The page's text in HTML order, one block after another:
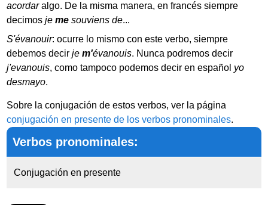
acordaralgo. De la misma manera, en francés siempre
decimosjeme souviens de...
S'évanouir: ocurre lo mismo con este verbo, siempre
debemos decirjem'évanouis. Nunca podremos decir
j'evanouis, como tampoco podemos decir en español yo
desmayo.
Sobre la conjugación de estos verbos, ver la página
conjugación en presente de los verbos pronominales.
Verbos pronominales:
Conjugación en presente